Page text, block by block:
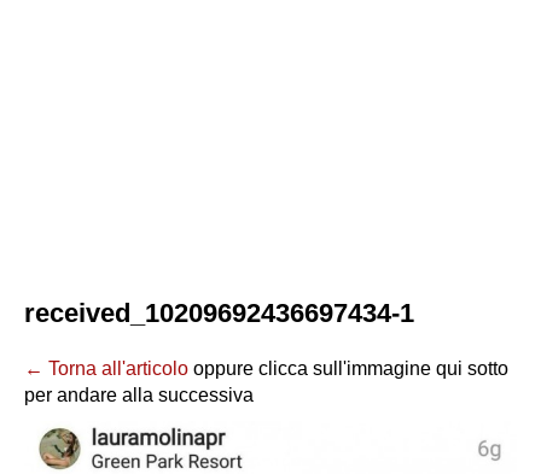
received_10209692436697434-1
← Torna all'articolo oppure clicca sull'immagine qui sotto
per andare alla successiva